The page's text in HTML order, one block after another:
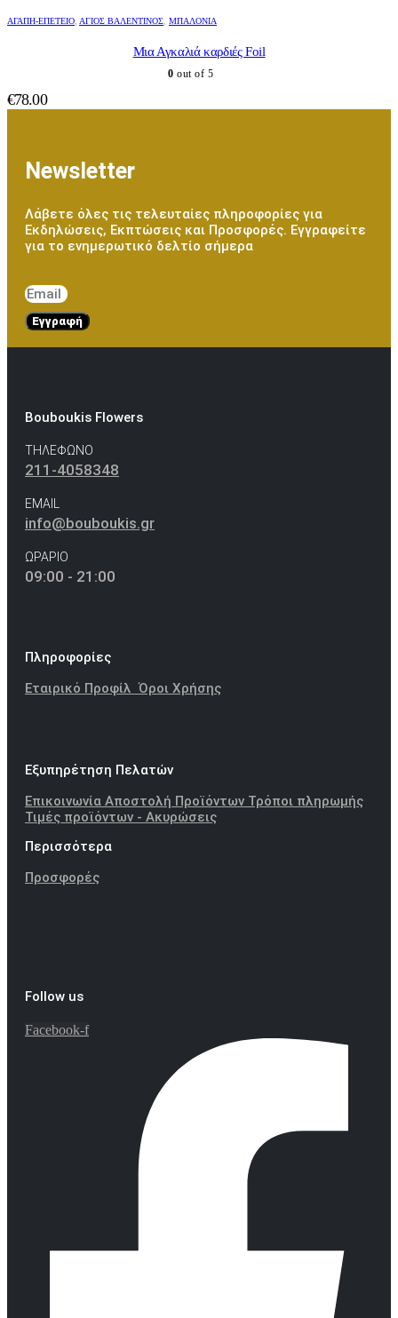
ΑΓΆΠΗ-ΕΠΈΤΕΙΟ ΆΓΙΟΣ ΒΑΛΕΝΤΊΝΟΣ ΜΠΑΛΌΝΙΑ
Μια Αγκαλιά καρδιές Foil
0 out of 5
€78.00
Newsletter
Λάβετε όλες τις τελευταίες πληροφορίες για
Εκδηλώσεις, Εκπτώσεις και Προσφορές. Εγγραφείτε
για το ενημερωτικό δελτίο σήμερα
Εγγραφή
Bouboukis Flowers
ΤΗΛΕΦΩΝΟ
211-4058348
EMAIL
info@bouboukis.gr
ΩΡΑΡΙΟ
09:00 - 21:00
Πληροφορίες
Εταιρικό ΠροφίλΌροι Χρήσης
Εξυπηρέτηση Πελατών
Επικοινωνία Αποστολή Προϊόντων Τρόποι πληρωμής
Τιμές προϊόντων - Ακυρώσεις
Περισσότερα
Προσφορές
Follow us
Facebook-f